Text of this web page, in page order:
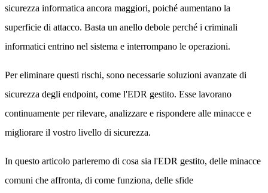
sicurezza informatica ancora maggiori, poiché aumentano la
superficie di attacco. Basta un anello debole perché i criminali
informatici entrino nel sistema e interrompano le operazioni.
Per eliminare questi rischi, sono necessarie soluzioni avanzate di
sicurezza degli endpoint, come l'EDR gestito. Esse lavorano
continuamente per rilevare, analizzare e rispondere alle minacce e
migliorare il vostro livello di sicurezza.
In questo articolo parleremo di cosa sia l'EDR gestito, delle minacce
comuni che affronta, di come funziona, delle sfide